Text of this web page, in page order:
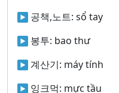
공책,노트: sổ tay
봉투: bao thư
계산기: máy tính
잉크먹: mực tầu